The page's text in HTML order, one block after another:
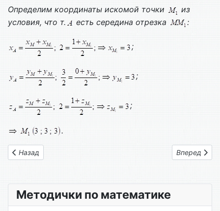
Методички по математике
Определим координаты искомой точки
из
условия, что т.
есть середина отрезка :
;
;
;
.
Предыдущий: Вариант № 12
Назад Следующий:
Вперед